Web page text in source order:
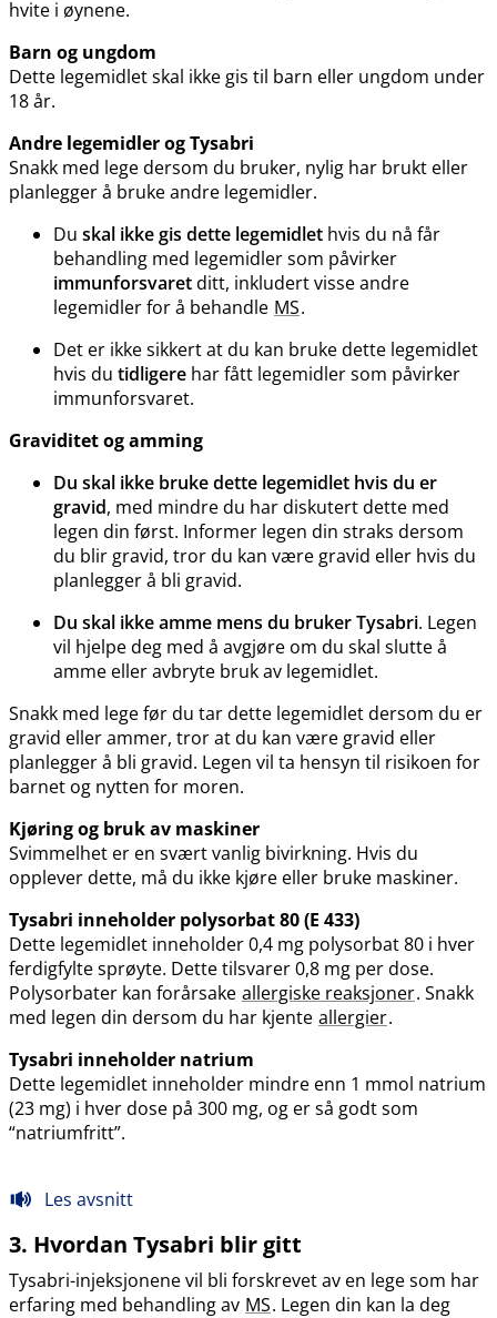
hvite i øynene.
Barn og ungdom
Dette legemidlet skal ikke gis til barn eller ungdom under
18 år.
Andre legemidler og Tysabri
Snakk med lege dersom du bruker, nylig har brukt eller
planlegger å bruke andre legemidler.
Du skal ikke gis dette legemidlet hvis du nå får
behandling med legemidler som påvirker
immunforsvaretditt, inkludert visse andre
legemidler for å behandle MS.
Det er ikke sikkert at du kan bruke dette legemidlet
hvis du tidligere har fått legemidler som påvirker
immunforsvaret.
Graviditet og amming
Du skal ikke bruke dette legemidlet hvis du er
gravid, med mindre du har diskutert dette med
legen din først. Informer legen din straks dersom
du blir gravid, tror du kan være gravid eller hvis du
planlegger å bli gravid.
Du skal ikke amme mens du bruker Tysabri. Legen
vil hjelpe deg med å avgjøre om du skal slutte å
amme eller avbryte bruk av legemidlet.
Snakk med lege før du tar dette legemidlet dersom du er
gravid eller ammer, tror at du kan være gravid eller
planlegger å bli gravid. Legen vil ta hensyn til risikoen for
barnet og nytten for moren.
Kjøring og bruk av maskiner
Svimmelhet er en svært vanlig bivirkning. Hvis du
opplever dette, må du ikke kjøre eller bruke maskiner.
Tysabri inneholder polysorbat 80 (E 433)
Dette legemidlet inneholder 0,4 mg polysorbat 80 i hver
ferdigfylte sprøyte. Dette tilsvarer 0,8 mg per dose.
Polysorbater kan forårsake allergiske reaksjoner. Snakk
med legen din dersom du har kjente allergier.
Tysabri inneholder natrium
Dette legemidlet inneholder mindre enn 1 mmol natrium
(23 mg) i hver dose på 300 mg, og er så godt som
“natriumfritt”.
Les avsnitt
3. Hvordan Tysabri blir gitt
Tysabri-injeksjonene vil bli forskrevet av en lege som har
erfaring med behandling av MS. Legen din kan la deg